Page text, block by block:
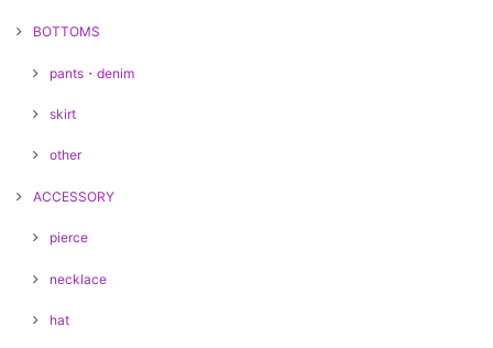
BOTTOMS
pants・denim
skirt
other
ACCESSORY
pierce
necklace
hat